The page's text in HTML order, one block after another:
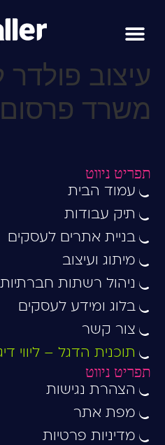
עיצוב פולדר
משרד פרסום
תפריט ניווט
עמוד הבית
תיק עבודות
בניית אתרים לעסקים
מיתוג ועיצוב
ניהול רשתות חברתיות
בלוג ומידע לעסקים
צור קשר
תוכנית הדגל – ליווי
תפריט ניווט
הצהרת נגישות
מפת אתר
מדיניות פרטיות